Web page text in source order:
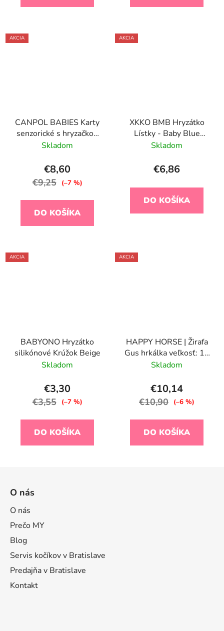
AKCIA
CANPOL BABIES Karty
senzorické s hryzačkou
BabiesBoo
Skladom
€8,60
€9,25 (–7 %)
DO KOŠÍKA
AKCIA
XKKO BMB Hryzátko
Lístky - Baby Blue
Cross
Skladom
€6,86
DO KOŠÍKA
AKCIA
BABYONO Hryzátko
silikónové Krúžok Beige
Skladom
€3,30
€3,55 (–7 %)
DO KOŠÍKA
AKCIA
HAPPY HORSE | Žirafa
Gus hrkálka veľkosť: 18
cm
Skladom
€10,14
€10,90 (–6 %)
DO KOŠÍKA
O nás
O nás
Prečo MY
Blog
Servis kočíkov v Bratislave
Predajňa v Bratislave
Kontakt